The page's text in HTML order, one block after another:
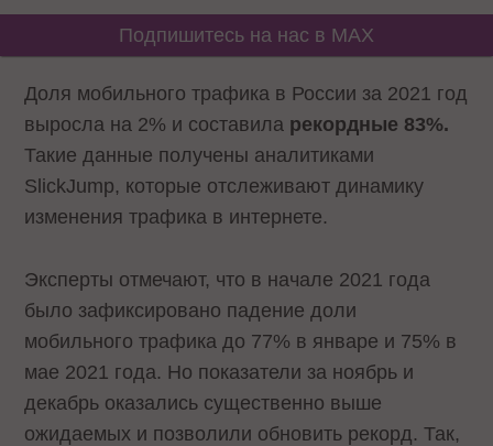
Подпишитесь на нас в MAX
Доля мобильного трафика в России за 2021 год
выросла на 2% и составила рекордные 83%.
Такие данные получены аналитиками
SlickJump, которые отслеживают динамику
изменения трафика в интернете.
Эксперты отмечают, что в начале 2021 года
было зафиксировано падение доли
мобильного трафика до 77% в январе и 75% в
мае 2021 года. Но показатели за ноябрь и
декабрь оказались существенно выше
ожидаемых и позволили обновить рекорд. Так,